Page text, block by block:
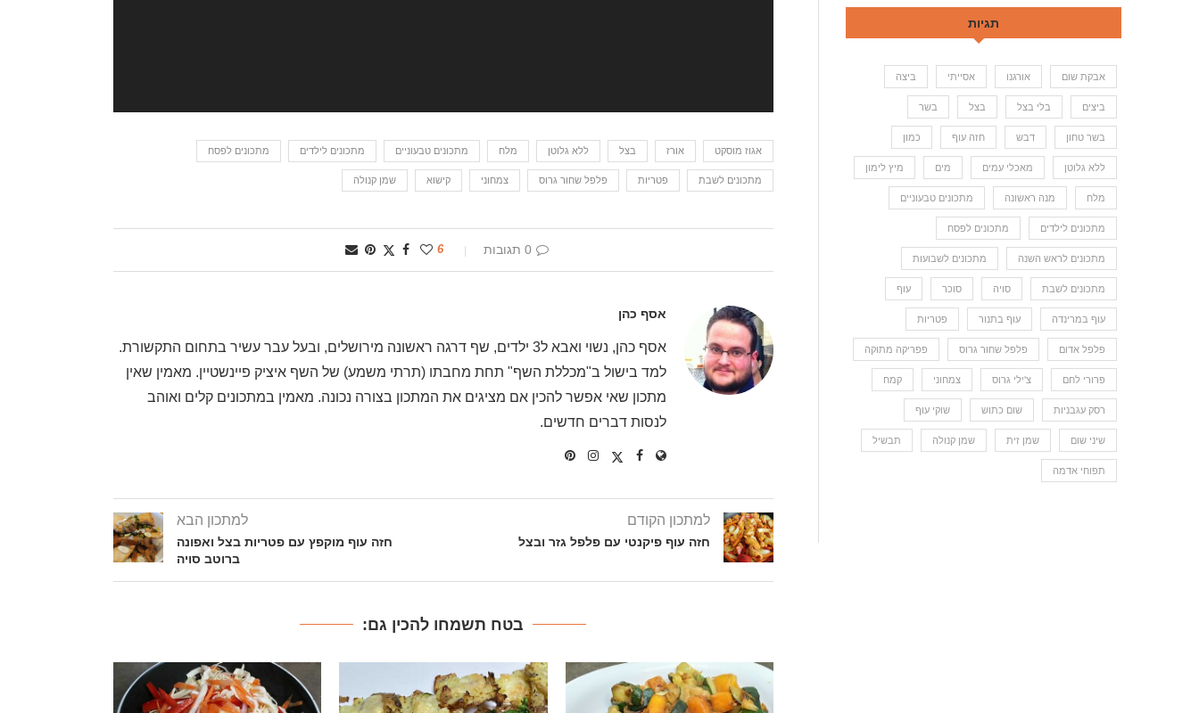
אגוז מוסקט אורז בצל ללא גלוטן מלח מתכונים טבעוניים מתכונים לילדים מתכונים לפסח
מתכונים לשבת פטריות פלפל שחור גרוס צמחוני קישוא שמן קנולה
0 תגובות 6
אסף כהן
אסף כהן, נשוי ואבא ל3 ילדים, שף דרגה ראשונה מירושלים, ובעל עבר עשיר בתחום התקשורת.
למד בישול ב"מכללת השף" תחת מחבתו (תרתי משמע) של השף איציק פיינשטיין. מאמין שאין
מתכון שאי אפשר להכין אם מציגים את המתכון בצורה נכונה. מאמין במתכונים קלים ואוהב
לנסות דברים חדשים.
למתכון הקודם
חזה עוף פיקנטי עם פלפל גזר ובצל
למתכון הבא
חזה עוף מוקפץ עם פטריות בצל ואפונה
ברוטב סויה
בטח תשמחו להכין גם:
תגיות
אבקת שום אורגנו אסייתי ביצה
ביצים בלי בצל בצל בשר
בשר טחון דבש חזה עוף כמון
ללא גלוטן מאכלי עמים מים מיץ לימון
מלח מנה ראשונה מתכונים טבעוניים
מתכונים לילדים מתכונים לפסח
מתכונים לראש השנה מתכונים לשבועות
מתכונים לשבת סויה סוכר עוף
עוף במרינדה עוף בתנור פטריות
פלפל אדום פלפל שחור גרוס פפריקה מתוקה
פרורי לחם צ'ילי גרוס צמחוני קמח
רסק עגבניות שום כתוש שוקי עוף
שיני שום שמן זית שמן קנולה תבשיל
תפוחי אדמה